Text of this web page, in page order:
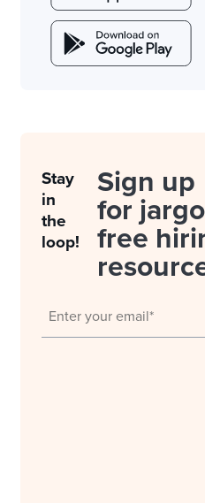
Stay
in
the
loop!
Sign up
for
free